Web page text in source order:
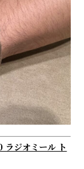
ジオミール ト